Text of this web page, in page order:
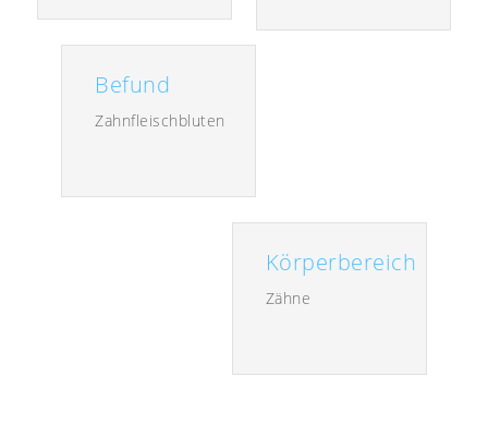
Befund
Zahnfleischbluten
Körperbereich
Zähne